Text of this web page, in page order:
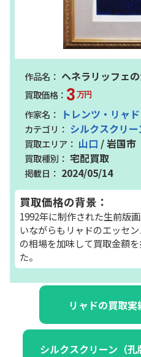
ヘネラリッフェ
3万円
トレンツ・リャド
シルクスクリー
山口 / 岩国市
宅配買取
2024/05/14
買取価格の背景：
1992年に制作された生前版
いながらもリャドのエッセ
の相場を加味して買取金額
た。
リャドの買取
シルクスクリーン（